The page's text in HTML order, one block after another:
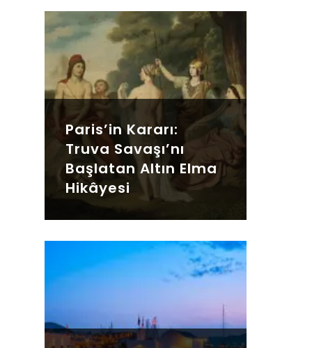
Paris’in Kararı:
Truva Savaşı’nı
Başlatan Altın Elma
Hikâyesi